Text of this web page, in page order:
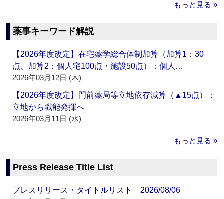
もっと見る »
薬事キーワード解説
【2026年度改定】在宅薬学総合体制加算（加算1：30
点、加算2：個人宅100点・施設50点）：個人…
2026年03月12日 (木)
【2026年度改定】門前薬局等立地依存減算（▲15点）：
立地から職能発揮へ
2026年03月11日 (水)
もっと見る »
Press Release Title List
プレスリリース・タイトルリスト 2026/08/06